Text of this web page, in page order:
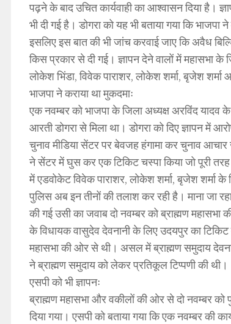
पढ़ने के बाद उचित कार्यवाही का आश्वासन दिया है।
भी दी गई है। डोगरा को यह भी बताया गया कि भाजपा
इसलिए इस बात की भी जांच करवाई जाए कि अवैध
किस प्रकार से दी गई। ज्ञापन देने वालों में महासभा के
लोकेश भिंडा, विवेक पाराशर, लोकेश शर्मा, बृजेश शर्मा
भाजपा ने कराया था मुकदमाः
एक नवम्बर को भाजपा के जिला अध्यक्ष अरविंद यादव
आरती डोगरा से मिला था। डोगरा को दिए ज्ञापन
चुनाव मीडिया सेंटर पर बेवजह हंगामा कर चुनाव
ने सेंटर में घुस कर एक टिकिट चस्पा किया जो पूरी
में एडवोकेट विवेक पाराशर, लोकेश शर्मा, बृजेश शर्मा
पुलिस अब इन तीनों की तलाश कर रही है। माना जा
की गई उसी का जवाब दो नवम्बर को ब्राह्मण महासभा
के विधायक वासुदेव देवनानी के लिए उदयपुर का टिकिट
महासभा की ओर से थी। असल में ब्राह्मण समुदाय
ने ब्राह्मण समुदाय को लेकर प्रतिकूल टिप्पणी की थी।
एसपी को भी ज्ञापनः
ब्राह्मण महासभा और वकीलों की ओर से दो नवम्बर
दिया गया। एसपी को बताया गया कि एक नवम्बर की